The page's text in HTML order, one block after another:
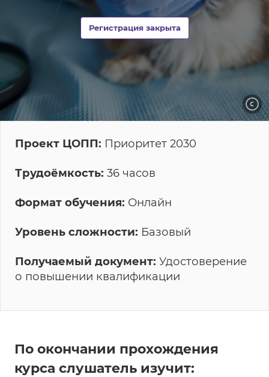
Регистрация закрыта
Проект ЦОПП: Приоритет 2030
Трудоёмкость: 36 часов
Формат обучения: Онлайн
Уровень сложности: Базовый
Получаемый документ: Удостоверение
о повышении квалификации
По окончании прохождения
курса слушатель изучит: